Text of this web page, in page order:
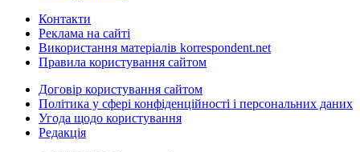
Контакти
Реклама на сайті
Використання матеріалів korrespondent.net
Правила користування сайтом
Договір користування сайтом
Політика у сфері конфіденційності і персональних даних
Угода щодо користування
Редакція